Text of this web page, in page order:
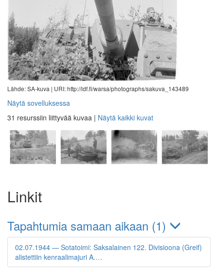
Lähde: SA-kuva | URI: http://ldf.fi/warsa/photographs/sakuva_143489
Näytä sovelluksessa
31 resurssiin liittyvää kuvaa | Näytä kaikki kuvat
Linkit
Tapahtumia samaan aikaan (1)
02.07.1944 — Sotatoimi: Saksalainen 122. Divisioona (Greif)
alistettiin kenraalimajuri A.…